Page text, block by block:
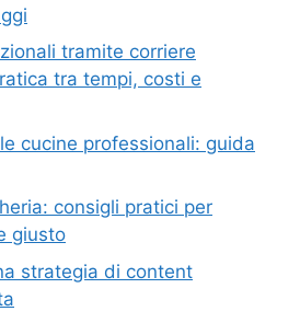
tramite corriere
tra tempi, costi e
cucine professionali: guida
consigli pratici per
giusto
strategia di content